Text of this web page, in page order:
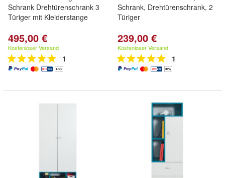
Schrank Drehtürenschrank 3
Türiger mit Kleiderstange
495,00 €
Kostenloser Versand
1
Schrank, Drehtürenschrank, 2
Türiger
239,00 €
Kostenloser Versand
1